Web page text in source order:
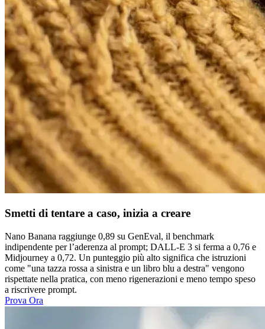
Smetti di tentare a caso, inizia a creare
Nano Banana raggiunge 0,89 su GenEval, il benchmark
indipendente per l’aderenza al prompt; DALL-E 3 si ferma a 0,76 e
Midjourney a 0,72. Un punteggio più alto significa che istruzioni
come "una tazza rossa a sinistra e un libro blu a destra" vengono
rispettate nella pratica, con meno rigenerazioni e meno tempo speso
a riscrivere prompt.
Prova Ora